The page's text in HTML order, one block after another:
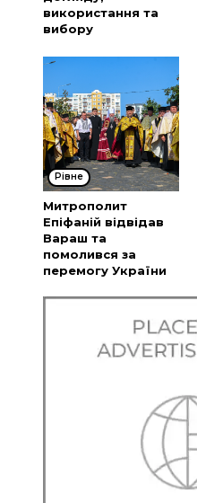
використання та
вибору
Рівне
Митрополит
Епіфаній відвідав
Вараш та
помолився за
перемогу України